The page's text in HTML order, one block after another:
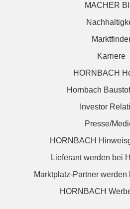
MACHER
Karriere
HORNBACH
Hornbach
Investor
Presse/
HORNBACH
Lieferant werden bei
Marktplatz-Partner
HORNBACH